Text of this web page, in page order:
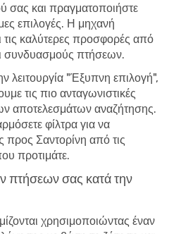
σας και πραγματοποιήστε
επιλογές. Η μηχανή
καλύτερες προσφορές από
συνδυασμούς πτήσεων.
λειτουργία "Έξυπνη επιλογή",
τις πιο ανταγωνιστικές
αποτελεσμάτων αναζήτησης.
φίλτρα για να
προς Σαντορίνη από τις
προτιμάτε.
πτήσεων σας κατά την
χρησιμοποιώντας έναν